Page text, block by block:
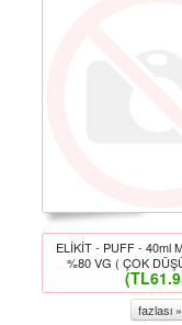
ELİKİT - PUFF - 40ml
%80 VG ( ÇOK
fazlası »